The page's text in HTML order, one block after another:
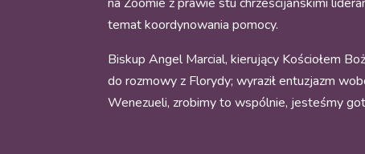
temat koordynowania pomocy.
Biskup Angel Marcial, kierujący Kościołem
do rozmowy z Florydy; wyraził entuzjazm
Wenezueli, zrobimy to wspólnie, jesteśmy